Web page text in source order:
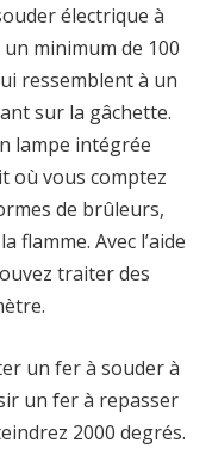
électrique à
minimum de 100
ressemblent à un
sur la gâchette.
lampe intégrée
où vous comptez
de brûleurs,
flamme. Avec l’aide
traiter des
un fer à souder à
un fer à repasser
2000 degrés.